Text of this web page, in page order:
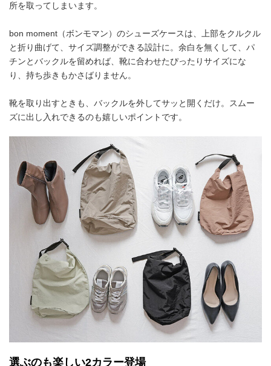
所を取ってしまいます。
bon moment（ボンモマン）のシューズケースは、上部をクルクル
と折り曲げて、サイズ調整ができる設計に。余白を無くして、パ
チンとバックルを留めれば、靴に合わせたぴったりサイズにな
り、持ち歩きもかさばりません。
靴を取り出すときも、バックルを外してサッと開くだけ。スムー
ズに出し入れできるのも嬉しいポイントです。
選ぶのも楽しい2カラー登場